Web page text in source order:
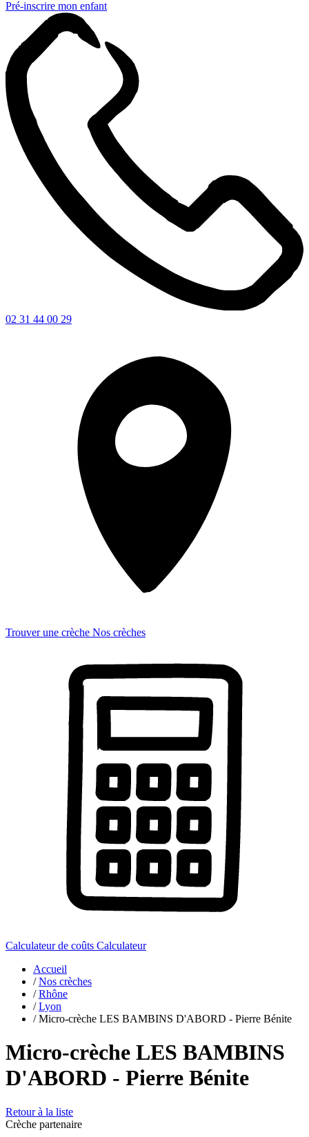
Pré-inscrire mon enfant
02 31 44 00 29
Trouver une crèche Nos crèches
Calculateur de coûts Calculateur
Accueil
/ Nos crèches
/ Rhône
/ Lyon
/ Micro-crèche LES BAMBINS D'ABORD - Pierre Bénite
Micro-crèche LES BAMBINS
D'ABORD - Pierre Bénite
Retour à la liste
Crèche partenaire